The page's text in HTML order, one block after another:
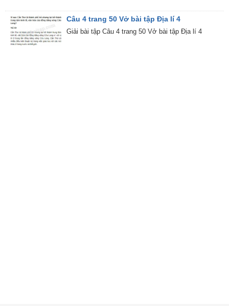
Câu 4 trang 50 Vở bài tập Địa lí 4
Giải bài tập Câu 4 trang 50 Vở bài tập Địa lí 4